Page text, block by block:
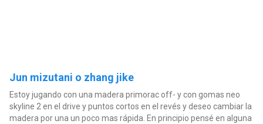
Jun mizutani o zhang jike
Estoy jugando con una madera primorac off- y con gomas neo
skyline 2 en el drive y puntos cortos en el revés y deseo cambiar la
madera por una un poco mas rápida. En principio pensé en alguna